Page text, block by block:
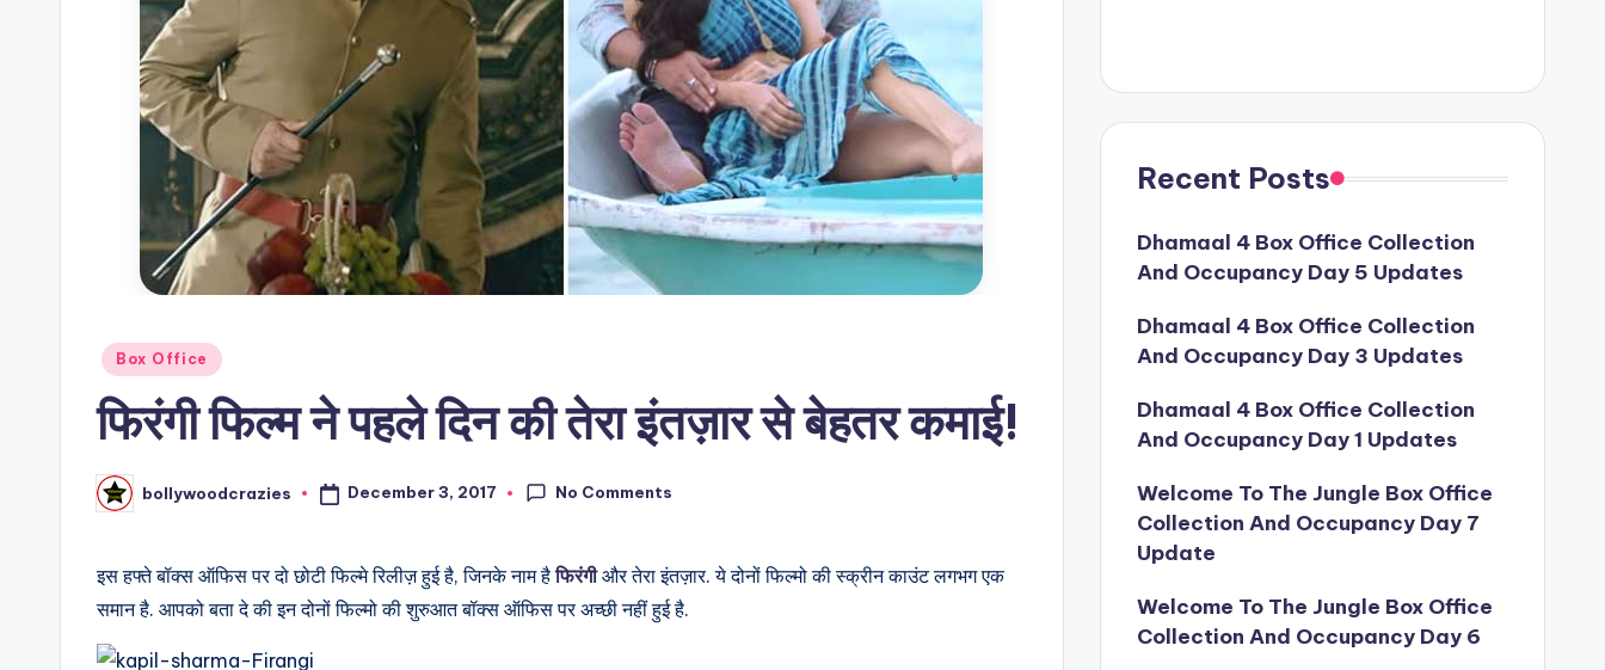
Posted
Box Office
फिरंगी फिल्म ने पहले दिन की तेरा इंतज़ार से बेहतर कमाई!
Posted
by
bollywoodcrazies December 3, 2017 No Comments
इस हफ्ते बॉक्स ऑफिस पर दो छोटी फिल्मे रिलीज़ हुई है, जिनके नाम हैफिरंगी और तेरा इंतज़ार. ये दोनों फिल्मो की स्क्रीन काउंट लगभग एक
समान है. आपको बता दे की इन दोनों फिल्मो की शुरुआत बॉक्स ऑफिस पर अच्छी नहीं हुई है.
Recent Posts
Dhamaal 4 Box Office Collection
And Occupancy Day 5 Updates
Dhamaal 4 Box Office Collection
And Occupancy Day 3 Updates
Dhamaal 4 Box Office Collection
And Occupancy Day 1 Updates
Welcome To The Jungle Box Office
Collection And Occupancy Day 7
Update
Welcome To The Jungle Box Office
Collection And Occupancy Day 6